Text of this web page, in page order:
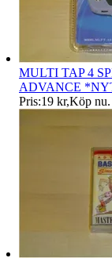
MULTI TAP 4
ADVANCE
Pris:19 kr,Köp nu.